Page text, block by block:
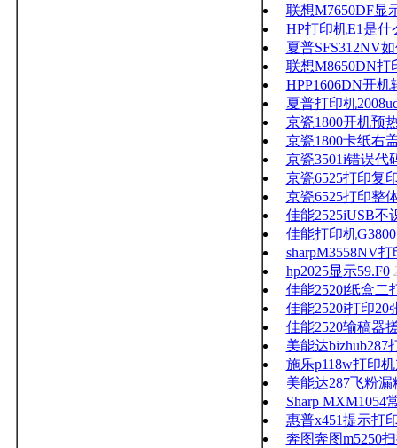
联想M7650DF显
HP打印机E1是什
夏普SFS312NV
联想M8650DN打
HPP1606DN开
夏普打印机
京瓷1800开机预
京瓷1800卡纸右
京瓷3501i错误代
京瓷6525打印复
京瓷6525打印整
佳能2525iUSB不
佳能打印机
sharpM3558NV
hp2025显示59.F0
佳能2520i纸盒二
佳能2520i打印20
佳能2520输稿器
美能达bizhub287
施乐p118w打印
美能达287飞粉漏
Sharp MXM1054
惠普x451提示打
奔图奔图m5250